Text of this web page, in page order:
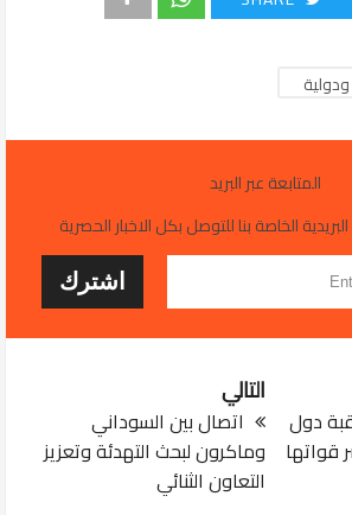
المتابعة عبر البريد
الخاصة بنا للتوصل بكل الاخبار الحصرية
التالي
اتصال بين السوداني
وماكرون لبحث التهدئة وتعزيز
التعاون الثنائي
دول
قواتها